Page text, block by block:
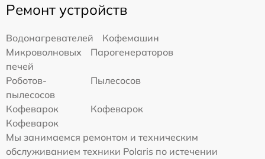
Ремонт устройств
Водонагревателей
Кофемашин
Микроволновых
печей
Парогенераторов
Роботов-
пылесосов
Пылесосов
Кофеварок
Кофеварок
Кофеварок
Мы занимаемся ремонтом и техническим
обслуживанием техники Polaris по истечении